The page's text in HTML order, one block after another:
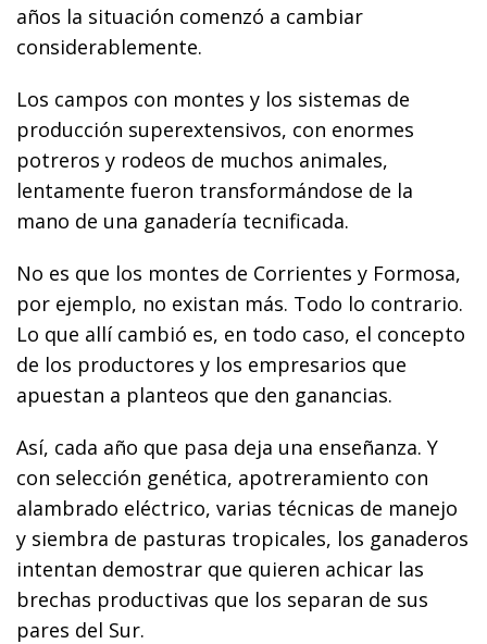
años la situación comenzó a cambiar
considerablemente.
Los campos con montes y los sistemas de
producción superextensivos, con enormes
potreros y rodeos de muchos animales,
lentamente fueron transformándose de la
mano de una ganadería tecnificada.
No es que los montes de Corrientes y Formosa,
por ejemplo, no existan más. Todo lo contrario.
Lo que allí cambió es, en todo caso, el concepto
de los productores y los empresarios que
apuestan a planteos que den ganancias.
Así, cada año que pasa deja una enseñanza. Y
con selección genética, apotreramiento con
alambrado eléctrico, varias técnicas de manejo
y siembra de pasturas tropicales, los ganaderos
intentan demostrar que quieren achicar las
brechas productivas que los separan de sus
pares del Sur.